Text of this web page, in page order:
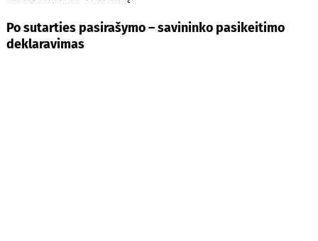
Po sutarties pasirašymo – savininko pasikeitimo
deklaravimas